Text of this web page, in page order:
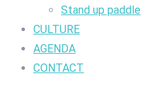
Stand up paddle
CULTURE
AGENDA
CONTACT